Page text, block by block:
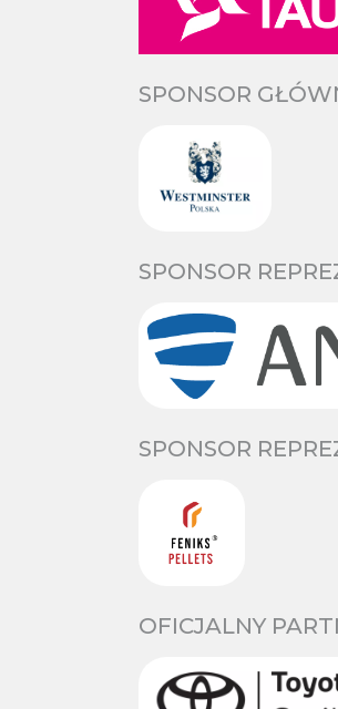
SPONSOR
SPONSOR
SPONSOR
OFICJALNY